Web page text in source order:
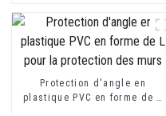
Protection d'angle en
plastique PVC en forme de L